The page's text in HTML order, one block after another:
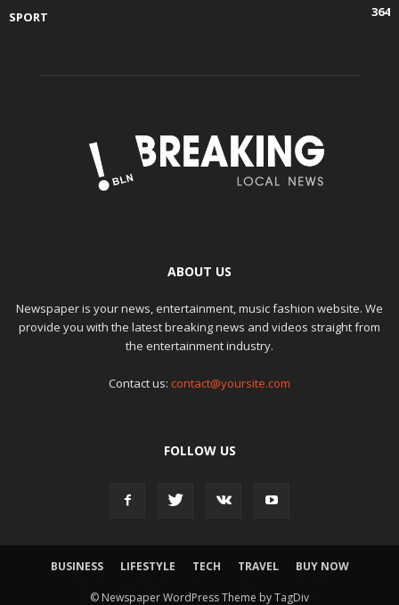
SPORT
364
ABOUT US
Newspaper is your news, entertainment, music fashion website. We
provide you with the latest breaking news and videos straight from
the entertainment industry.
Contact us: contact@yoursite.com
FOLLOW US
BUSINESS LIFESTYLE TECH TRAVEL BUY NOW
© Newspaper WordPress Theme by TagDiv